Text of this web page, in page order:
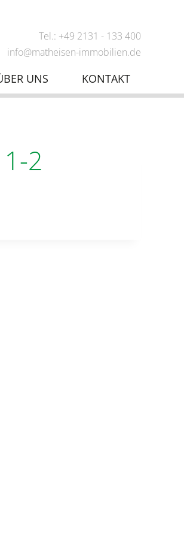
Tel.: +49 2131 - 133 400
info@matheisen-immobilien.de
UNS KONTAKT
2